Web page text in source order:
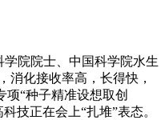
院院士、中国科学院水生
消化接收率高，长得快，
“种子精准设想取创
技正在会上“扎堆”表态。